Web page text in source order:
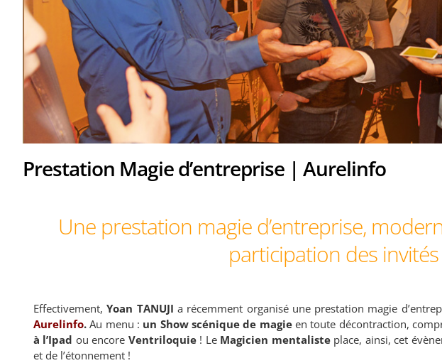
Prestation Magie d’entreprise | Aurelinfo
Une prestation magie d’entreprise,
participation des invités
Effectivement,Yoan TANUJI a récemment organisé une prestation magie
Aurelinfo.Au menu : un Show scénique de magie en toute décontraction,
à l’Ipad ou encore Ventriloquie! Le Magicien mentaliste place, ainsi, cet
et de l’étonnement !